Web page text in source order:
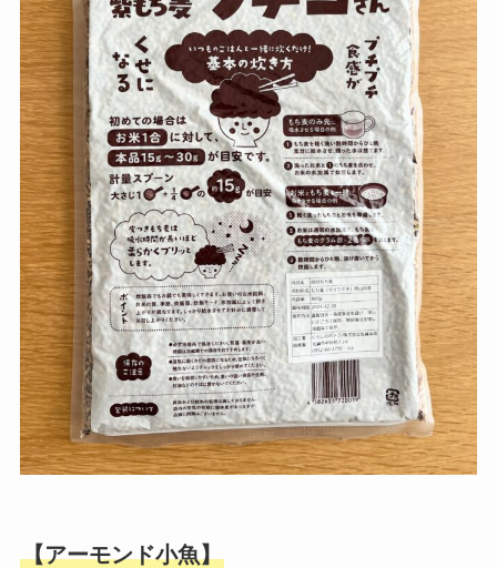
【アーモンド小魚】